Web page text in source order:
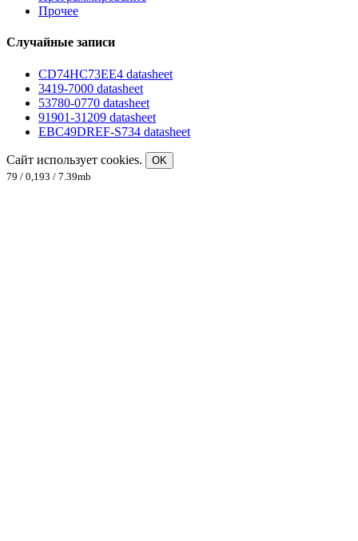
Прочее
Случайные записи
CD74HC73EE4 datasheet
3419-7000 datasheet
53780-0770 datasheet
91901-31209 datasheet
EBC49DREF-S734 datasheet
Сайт использует cookies.
OK
79 / 0,193 / 7.39mb